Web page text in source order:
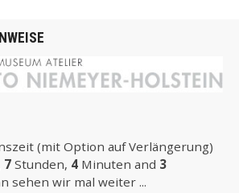
(mit Option auf Verlängerung)
7 Stunden, 4 Minuten and 2
sehen wir mal weiter ...